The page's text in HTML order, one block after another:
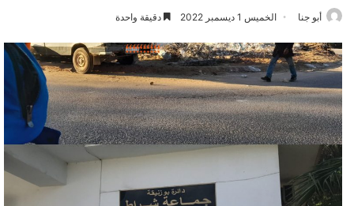
أبو جنا الخميس 1 ديسمبر 2022 دقيقة واحدة